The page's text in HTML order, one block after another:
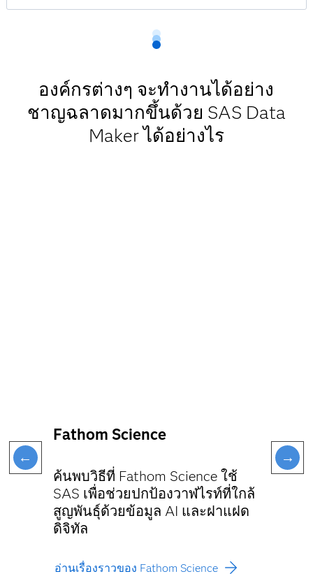
องค์กรต่างๆ จะทำงานได้อย่าง
ชาญฉลาดมากขึ้นด้วย SAS Data
Maker ได้อย่างไร
Fathom Science
ค้นพบวิธีที่ Fathom Science ใช้
SAS เพื่อช่วยปกป้องวาฬไรท์ที่ใกล้
สูญพันธุ์ด้วยข้อมูล AI และฝาแฝด
ดิจิทัล
อ่านเรื่องราวของ Fathom Science